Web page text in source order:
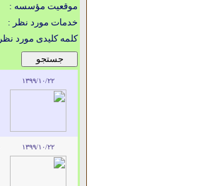
موقعیت مؤسسه :
خدمات مورد نظر :
کلمه کلیدی مورد
۱۳۹۹/۱۰/۲۲
۱۳۹۹/۱۰/۲۲